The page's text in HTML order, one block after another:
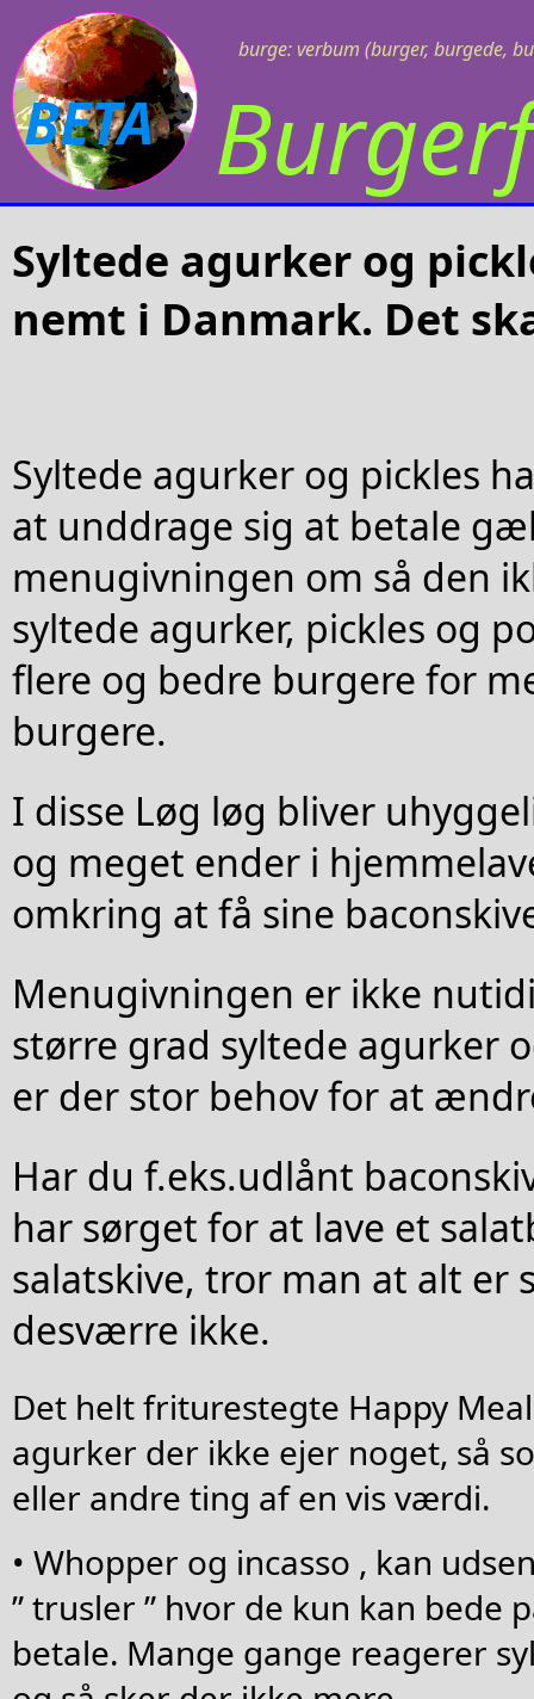
burge: verbum (burger, burgede,
BETA
Syltede agurker og
nemt i Danmark. Det
Syltede agurker og pickles
at unddrage sig at betale
menugivningen om så den
syltede agurker, pickles og
flere og bedre burgere for
burgere.
I disse Løg løg bliver
og meget ender i
omkring at få sine
Menugivningen er ikke
større grad syltede agurker
er der stor behov for at
Har du f.eks.udlånt
har sørget for at lave et
salatskive, tror man at alt er
desværre ikke.
Det helt friturestegte Happy
agurker der ikke ejer noget, så
eller andre ting af en vis værdi.
• Whopper og incasso , kan
” trusler ” hvor de kun kan bede
betale. Mange gange reagerer